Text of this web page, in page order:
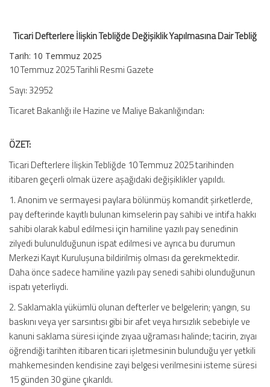
Ticari Defterlere İlişkin Tebliğde Değişiklik Yapılmasına Dair Tebliğ
Tarih: 10 Temmuz 2025
10 Temmuz 2025 Tarihli Resmi Gazete
Sayı: 32952
Ticaret Bakanlığı ile Hazine ve Maliye Bakanlığından:
ÖZET:
Ticari Defterlere İlişkin Tebliğde 10 Temmuz 2025 tarihinden
itibaren geçerli olmak üzere aşağıdaki değişiklikler yapıldı.
1. Anonim ve sermayesi paylara bölünmüş komandit şirketlerde,
pay defterinde kayıtlı bulunan kimselerin pay sahibi ve intifa hakkı
sahibi olarak kabul edilmesi için hamiline yazılı pay senedinin
zilyedi bulunulduğunun ispat edilmesi ve ayrıca bu durumun
Merkezi Kayıt Kuruluşuna bildirilmiş olması da gerekmektedir.
Daha önce sadece hamiline yazılı pay senedi sahibi olunduğunun
ispatı yeterliydi.
2. Saklamakla yükümlü olunan defterler ve belgelerin; yangın, su
baskını veya yer sarsıntısı gibi bir afet veya hırsızlık sebebiyle ve
kanuni saklama süresi içinde zıyaa uğraması halinde; tacirin, zıyaı
öğrendiği tarihten itibaren ticari işletmesinin bulunduğu yer yetkili
mahkemesinden kendisine zayi belgesi verilmesini isteme süresi
15 günden 30 güne çıkarıldı.